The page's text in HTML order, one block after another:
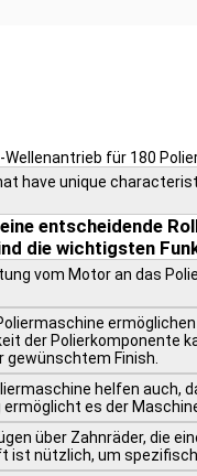
für 180
have unique
entscheidende
die wichtigsten
vom Motor an das
der
Finish.
helfen
es der
über Zahnräder, die
nützlich, um